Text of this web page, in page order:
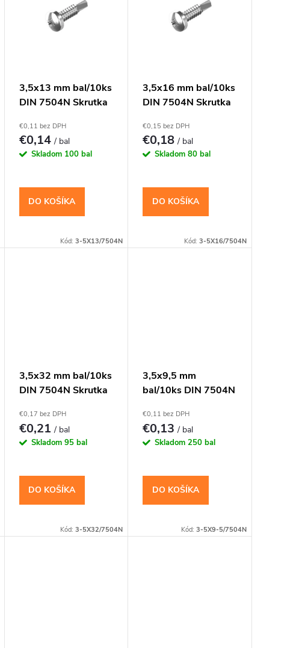
3,5x13 mm bal/10ks
DIN 7504N Skrutka
€0,11 bez DPH
€0,14/ bal
Skladom 100 bal
DO KOŠÍKA
Kód:3-5X13/7504N
3,5x16 mm bal/10ks
DIN 7504N Skrutka
€0,15 bez DPH
€0,18/ bal
Skladom80 bal
DO KOŠÍKA
Kód: 3-5X16/7504N
3,5x32 mm bal/10ks
DIN 7504N Skrutka
€0,17 bez DPH
€0,21/ bal
Skladom 95 bal
DO KOŠÍKA
Kód:3-5X32/7504N
3,5x9,5 mm
bal/10ks DIN 7504N
vrtáčikom PH
€0,11 bez DPH
€0,13/ bal
Skladom250 bal
DO KOŠÍKA
Kód: 3-5X9-5/7504N